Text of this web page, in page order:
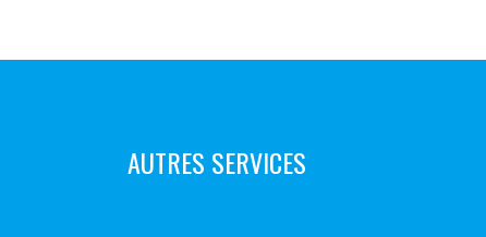
AUTRES SERVICES